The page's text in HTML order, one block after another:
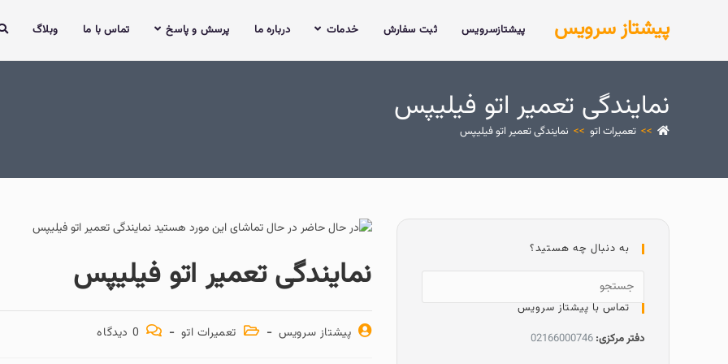
پیشتاز سرویس پیشتازسرویس ثبت سفارش خدمات درباره ما پرسش و پاسخ تماس با ما وبلاگ
نمایندگی تعمیر اتو فیلیپس
>> تعمیرات اتو >> نمایندگی تعمیر اتو فیلیپس
نمایندگی تعمیر اتو فیلیپس
پیشتاز سرویس تعمیرات اتو 0 دیدگاه
به دنبال چه هستید؟
تماس با پیشتاز سرویس
دفتر مرکزی: 02166000746